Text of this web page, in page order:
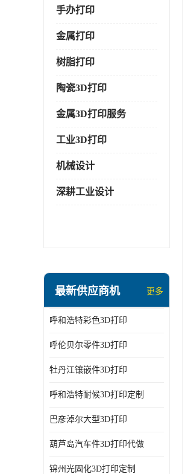
手办打印
金属打印
树脂打印
陶瓷3D打印
金属3D打印服务
工业3D打印
机械设计
深耕工业设计
最新供应商机 更多
呼和浩特彩色3D打印
呼伦贝尔零件3D打印
牡丹江镶嵌件3D打印
呼和浩特耐候3D打印定制
巴彦淖尔大型3D打印
葫芦岛汽车件3D打印代做
锦州光固化3D打印定制